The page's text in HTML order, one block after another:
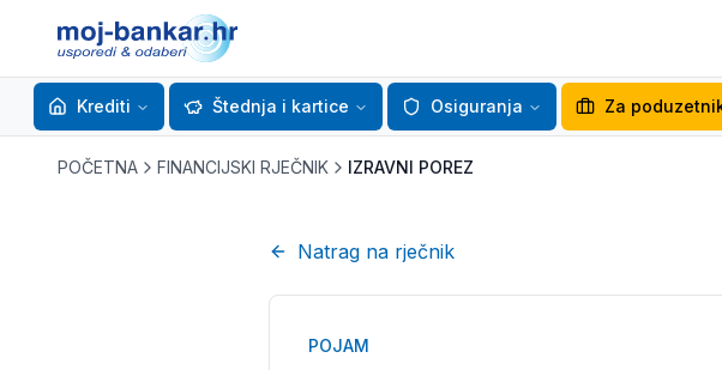
Krediti Štednja i kartice Osiguranja Za
POČETNA FINANCIJSKI RJEČNIK IZRAVNI POREZ
Natrag na rječnik
POJAM